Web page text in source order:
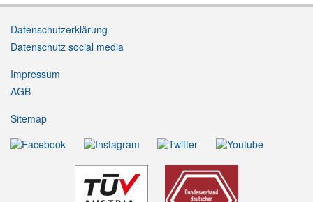
Datenschutzerklärung
Datenschutz social media
Impressum
AGB
Sitemap